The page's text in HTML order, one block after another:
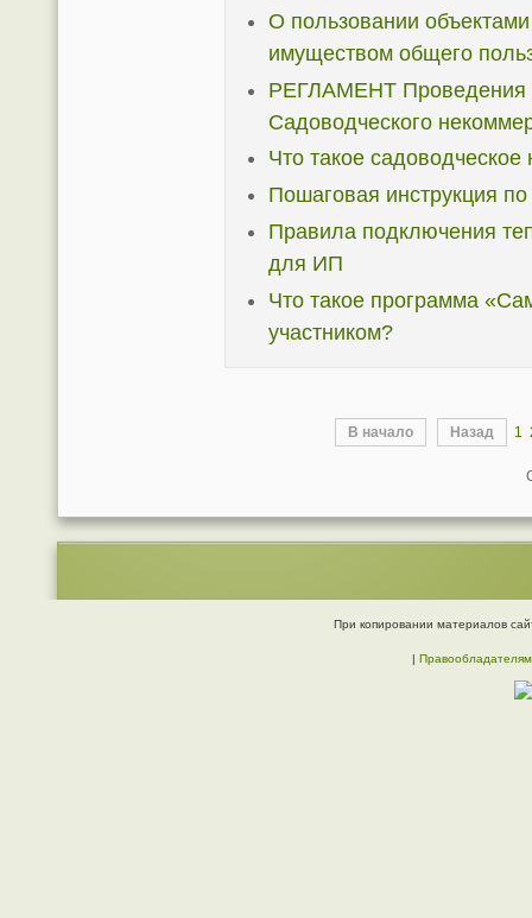
О пользовании
имуществом общего
РЕГЛАМЕНТ Проведения
Садоводческого
Что такое
Пошаговая инструкция
Правила подключения
для ИП
Что такое программа
участником?
В начало Назад 1
При копировании материалов
| Правообладателям